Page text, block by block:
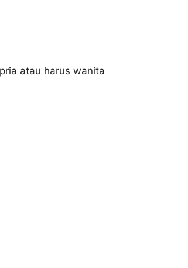
atau harus wanita